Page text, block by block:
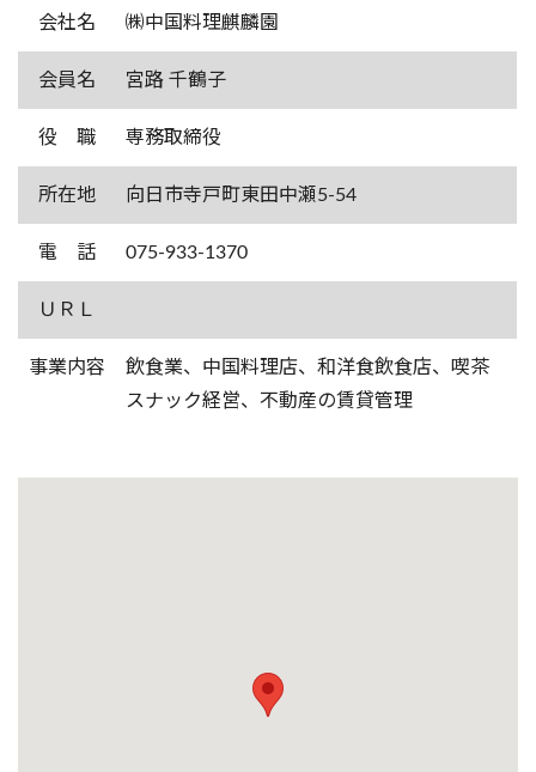
会社名 ㈱中国料理麒麟園
会員名 宮路 千鶴子
役 職 専務取締役
所在地 向日市寺戸町東田中瀬5-54
電 話 075-933-1370
ＵＲＬ
事業内容
飲食業、中国料理店、和洋食飲食店、喫茶
スナック経営、不動産の賃貸管理